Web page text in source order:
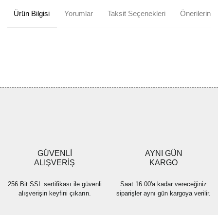
Ürün Bilgisi Yorumlar Taksit Seçenekleri Önerileriniz
Ürün fiyatı diğer sitelerden daha pahalı.
Bu ürüne benzer farklı alternatifler olmalı.
GÜVENLİ
ALIŞVERİŞ
256 Bit SSL sertifikası ile güvenli
alışverişin keyfini çıkarın.
AYNI GÜN
KARGO
Saat 16.00'a kadar vereceğiniz
siparişler aynı gün kargoya verilir.